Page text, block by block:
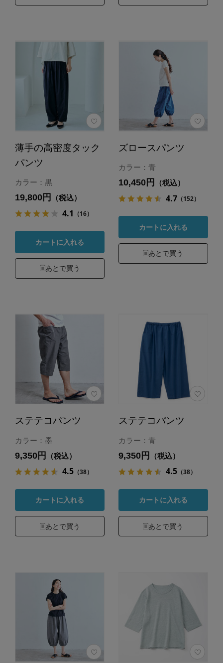
薄手の高密度タック
パンツ
カラー：黒
19,800円 （税込）
4.1 （16）
カートに入れる
あとで買う
ズロースパンツ
カラー：青
10,450円 （税込）
4.7（152）
カートに入れる
あとで買う
ステテコパンツ
カラー：墨
9,350円 （税込）
4.5（38）
カートに入れる
あとで買う
ステテコパンツ
カラー：青
9,350円 （税込）
4.5（38）
カートに入れる
あとで買う